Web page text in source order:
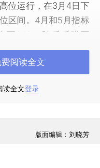
位运行，在3月4日下
区间。4月和5月指标
至0.18，随后反弹至
上升，在8月4日攀升
滑至9月2日的低点
滑，至11月12日的低
读全文登录
阅读全文
版面编辑：刘晓芳